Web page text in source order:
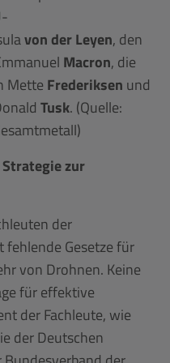
von der Leyen, den
Macron, die
Mette Frederiksen und
Tusk. (Quelle:
zur
der
Gesetze für
von Drohnen. Keine
für effektive
der Fachleute, wie
der Deutschen